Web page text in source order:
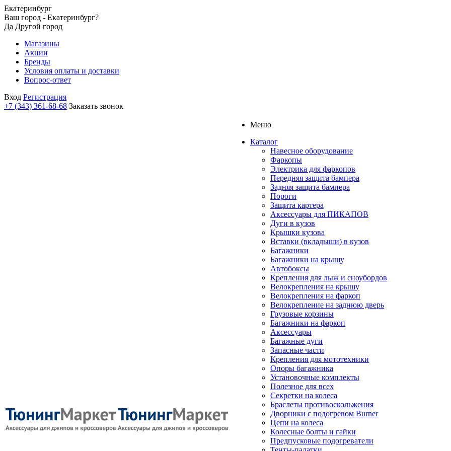
Екатеринбург
Ваш город - Екатеринбург?
Да Другой город
Магазины
Акции
Бренды
Условия оплаты и доставки
Вопрос-ответ
Вход Регистрация
+7 (343) 361-68-68 Заказать звонок
Меню
Каталог
Навесное оборудование
Фаркопы
Электрика для фаркопов
Передняя защита бампера
Задняя защита бампера
Пороги
Защита картера
Аксессуары для ПИКАПОВ
Дуги в кузов
Крышки кузова
Вставки (вкладыши) в кузов
Багажники
Багажники на крышу
Автобоксы
Крепления для лыж и сноубордов
Велокрепления на крышу
Велокрепления на фаркоп
Велокрепление на заднюю дверь
Грузовые корзины
Багажники на фаркоп
Аксессуары
Багажные дуги
Запасные части
Крепления для мототехники
Опоры багажника
Установочные комплекты
Полезное для всех
Секретки на колеса
Браслеты противоскольжения
Дворники с подогревом Burner
Цепи на колеса
Колесные болты и гайки
Предпусковые подогреватели